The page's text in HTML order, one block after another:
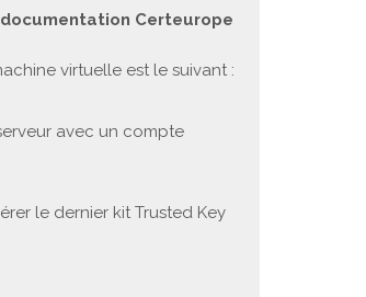
documentation Certeurope
virtuelle est le suivant :
avec un compte
le dernier kit Trusted Key